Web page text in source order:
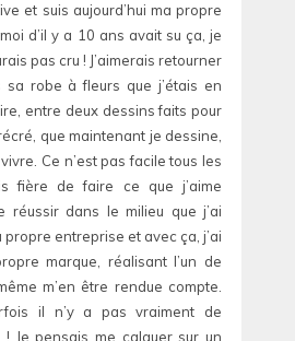
et suis aujourd’hui ma propre
d’il y a 10 ans avait su ça, je
pas cru ! J’aimerais retourner
sa robe à fleurs que j’étais en
entre deux dessins faits pour
que maintenant je dessine,
Ce n’est pas facile tous les
fière de faire ce que j’aime
réussir dans le milieu que j’ai
propre entreprise et avec ça, j’ai
marque, réalisant l’un de
m’en être rendue compte.
il n’y a pas vraiment de
Je pensais me calquer sur un